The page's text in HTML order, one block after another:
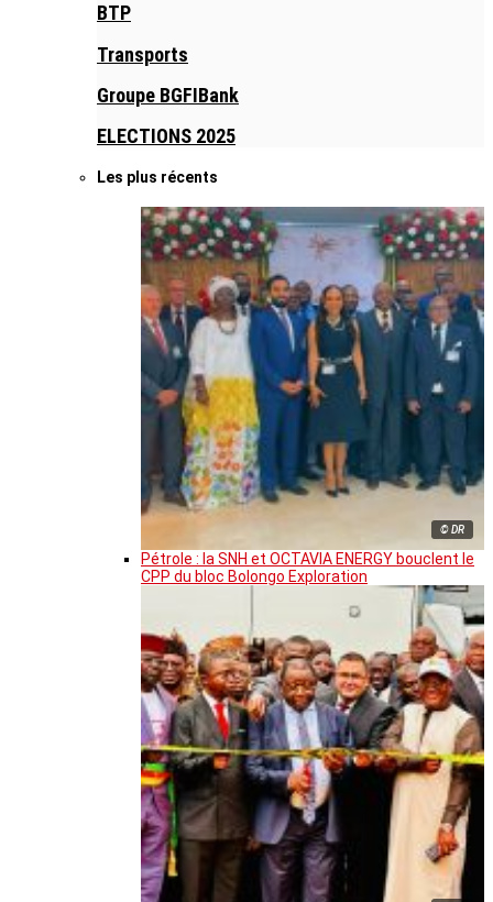
BTP
Transports
Groupe BGFIBank
ELECTIONS 2025
Les plus récents
© DR
Pétrole : la SNH et OCTAVIA ENERGY bouclent le
CPP du bloc Bolongo Exploration